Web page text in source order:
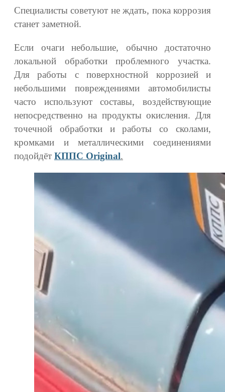
Специалисты советуют не ждать, пока коррозия
станет заметной.
Если очаги небольшие, обычно достаточно
локальной обработки проблемного участка.
Для работы с поверхностной коррозией и
небольшими повреждениями автомобилисты
часто используют составы, воздействующие
непосредственно на продукты окисления. Для
точечной обработки и работы со сколами,
кромками и металлическими соединениями
подойдёт КППС Original.